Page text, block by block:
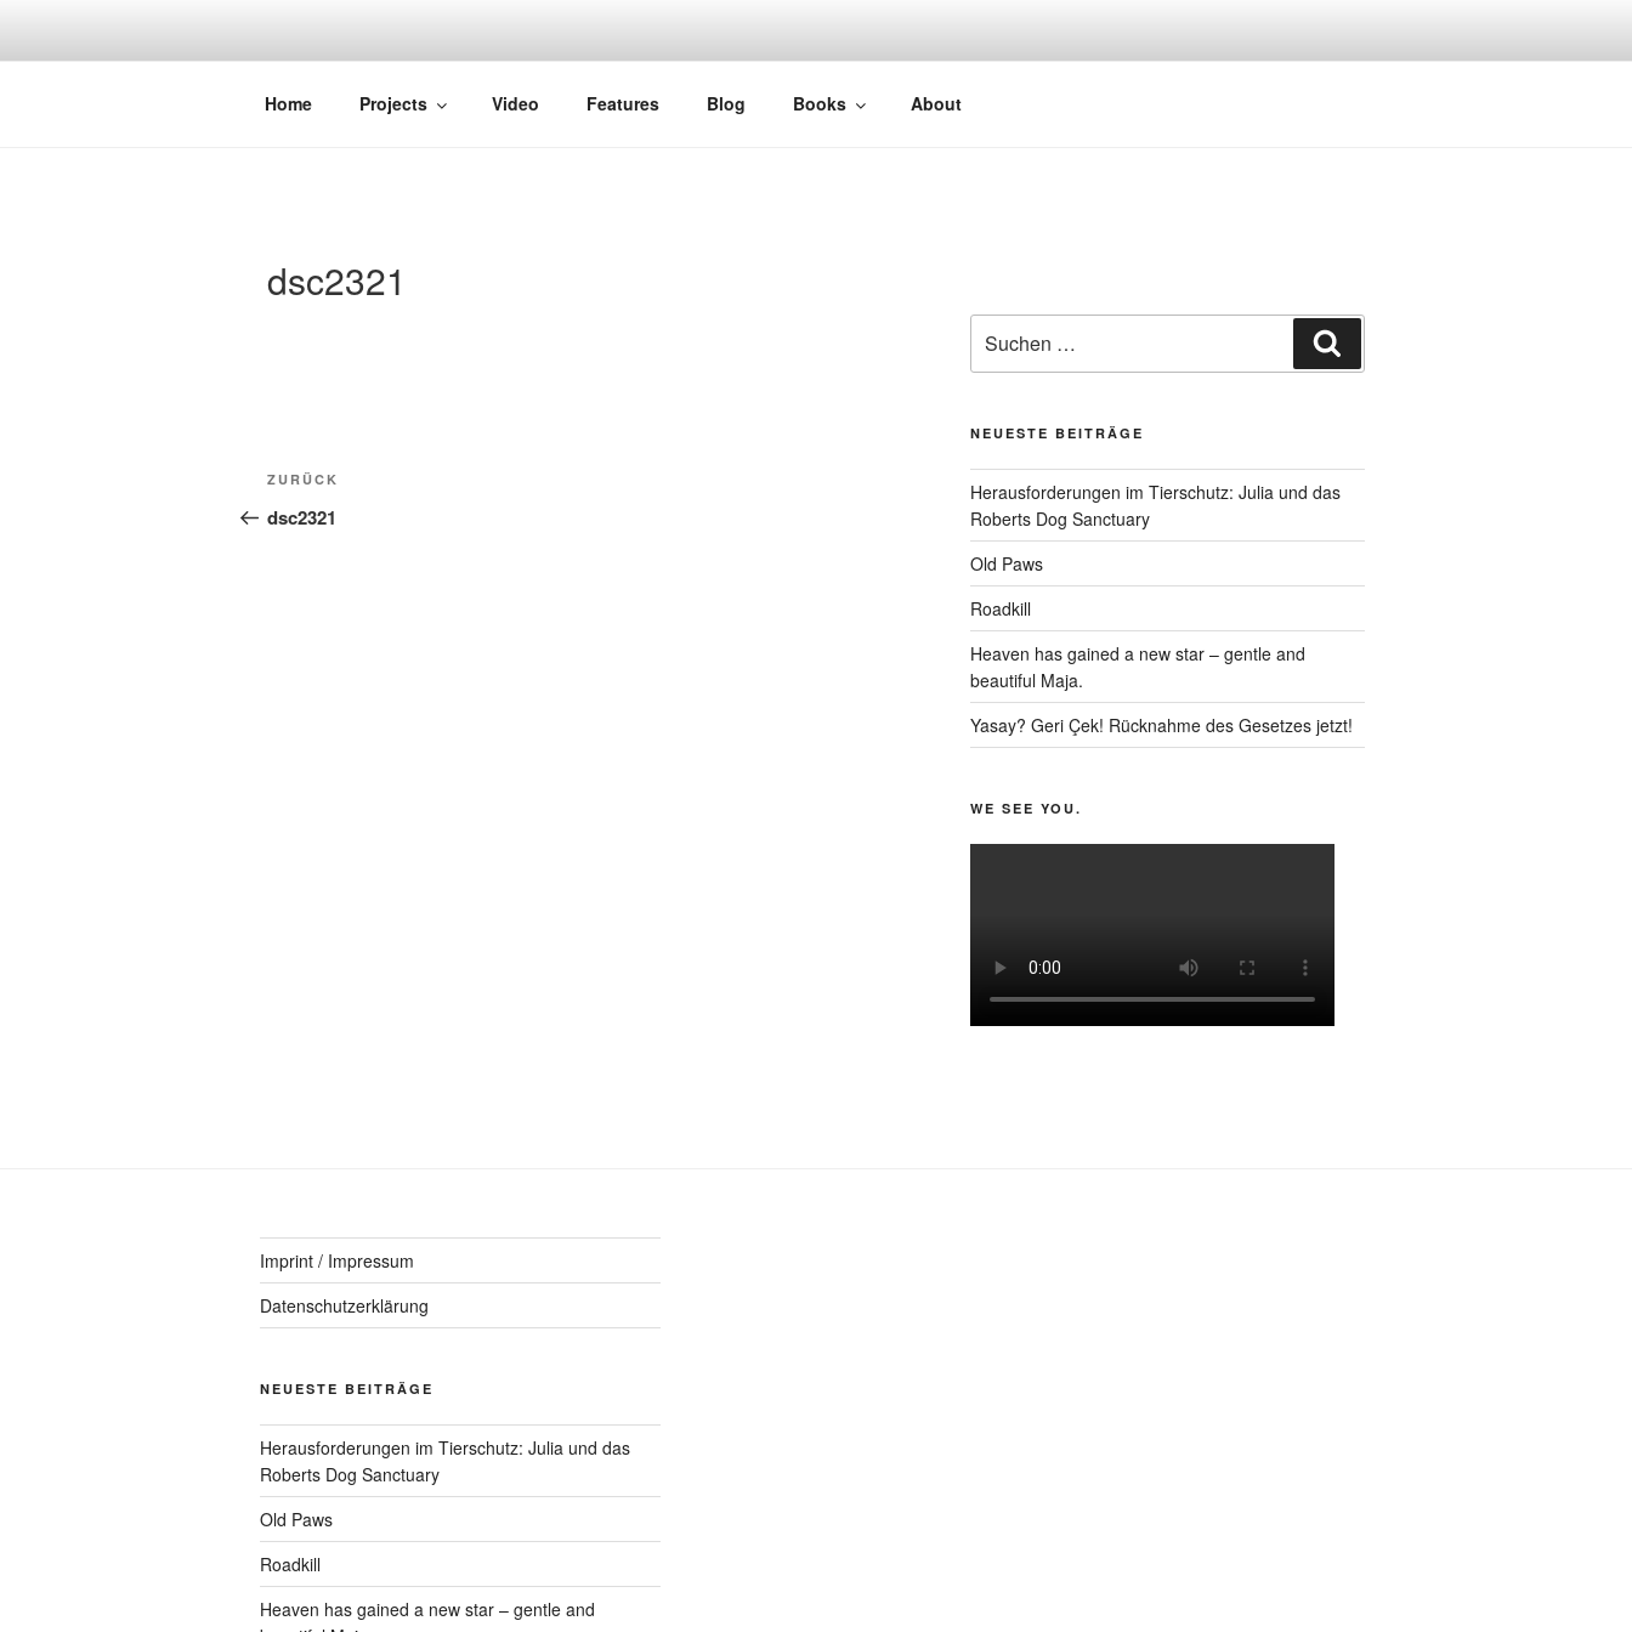
STRAYDOK
Home Projects Video Features Blog Books About
dsc2321
Beitragsnavigation
Vorheriger
Beitrag
ZURÜCK
dsc2321
nach:
NEUESTE BEITRÄGE
Herausforderungen im Tierschutz: Julia und das
Roberts Dog Sanctuary
Old Paws
Roadkill
Heaven has gained a new star – gentle and
beautiful Maja.
Yasay? Geri Çek! Rücknahme des Gesetzes jetzt!
WE SEE YOU.
Imprint / Impressum
Datenschutzerklärung
NEUESTE BEITRÄGE
Herausforderungen im Tierschutz: Julia und das
Roberts Dog Sanctuary
Old Paws
Roadkill
Heaven has gained a new star – gentle and